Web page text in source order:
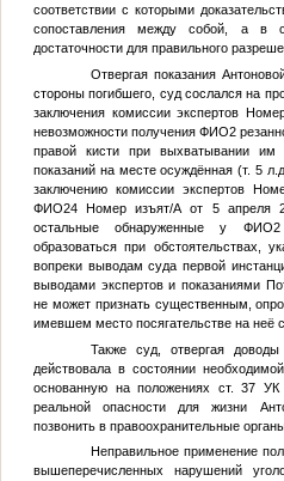
соответствии с которыми
сопоставления между собой, а в
достаточности для правильного
Отвергая показания
стороны погибшего, суд сослался на
заключения комиссии экспертов
невозможности получения ФИО2
правой кисти при выхватывании им
показаний на месте осуждённая (т. 5
заключению комиссии экспертов
ФИО24 Номер изъят/А от 5 апреля
остальные обнаруженные у ФИО2
образоваться при обстоятельствах,
вопреки выводам суда первой
выводами экспертов и показаниями
не может признать существенным,
имевшем место посягательстве на неё
Также суд, отвергая
действовала в состоянии
основанную на положениях ст. 37
реальной опасности для жизни
позвонить в правоохранительные
Неправильное применение
вышеперечисленных нарушений